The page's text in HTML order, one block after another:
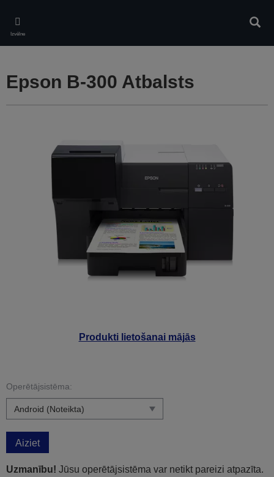
main
content
Izvēlne
Produkti lietošanai mājās
Epson B-300 Atbalsts
Operētājsistēma:
Aiziet
Uzmanību! Jūsu operētājsistēma var netikt pareizi atpazīta.